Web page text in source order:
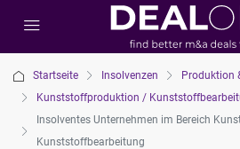
Startseite Insolvenzen
Produktion
Kunststoffproduktion /
Insolventes Unternehmen im Bereich
Kunststoffbearbeitung